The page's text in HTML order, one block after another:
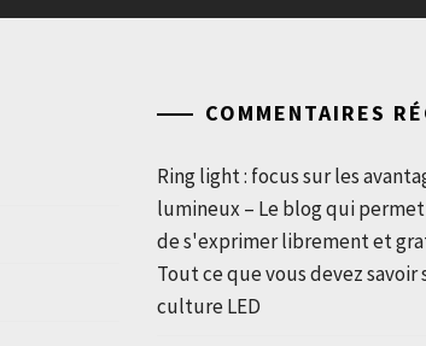
COMMENTAIRES
Ring light : focus sur les
lumineux – Le blog qui
de s'exprimer librement et
Tout ce que vous devez savoir
culture LED